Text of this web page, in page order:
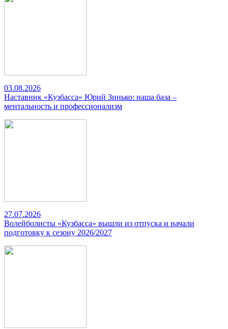
03.08.2026
Наставник «Кузбасса» Юрий Зинько: наша база –
ментальность и профессионализм
27.07.2026
Волейболисты «Кузбасса» вышли из отпуска и начали
подготовку к сезону 2026/2027